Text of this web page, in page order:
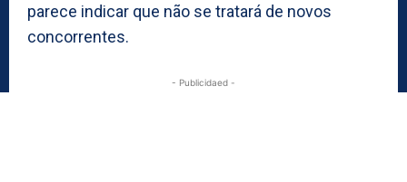
parece indicar que não se tratará de novos
concorrentes.
- Publicidaed -